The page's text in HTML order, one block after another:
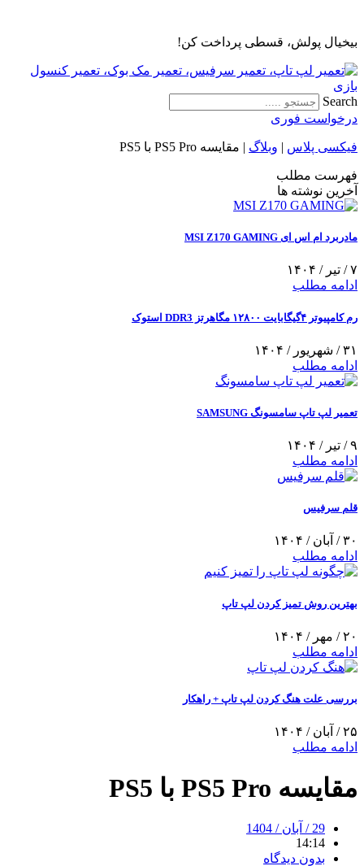
محتوا
بیخیال پولش، قسطی پرداخت کن!
Search
درخواست فوری
فیکسی پلاس | وبلاگ | مقایسه PS5 Pro با PS5
فهرست مطلب
آخرین نوشته ها
مادربرد ام اس ای MSI Z170 GAMING
۷ / تیر / ۱۴۰۴
ادامه مطلب
رم کامپیوتر ۴گیگابایت ۱۲۸۰۰ مگاهرتز DDR3 استوک
۳۱ / شهریور / ۱۴۰۴
ادامه مطلب
تعمیر لپ تاپ سامسونگ SAMSUNG
۹ / تیر / ۱۴۰۴
ادامه مطلب
قلم سرفیس
۳۰ / آبان / ۱۴۰۴
ادامه مطلب
بهترین روش تمیز کردن لپ تاپ
۲۰ / مهر / ۱۴۰۴
ادامه مطلب
بررسی علت هنگ کردن لپ تاپ + راهکار
۲۵ / آبان / ۱۴۰۴
ادامه مطلب
مقایسه PS5 Pro با PS5
29 / آبان / 1404
14:14
بدون دیدگاه